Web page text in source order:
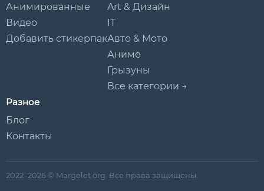
Анимированные
Видео
Добавить стикерпак
Art & Дизайн
IT
Авто & Мото
Аниме
Грызуны
Все категории →
Разное
Блог
Контакты
2022–2026 © Margelet.org. Все права защищены.